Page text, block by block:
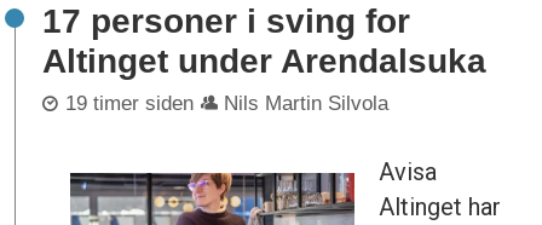
17 personer i sving for
Altinget under Arendalsuka
19 timer siden Nils Martin Silvola
Avisa
Altinget har